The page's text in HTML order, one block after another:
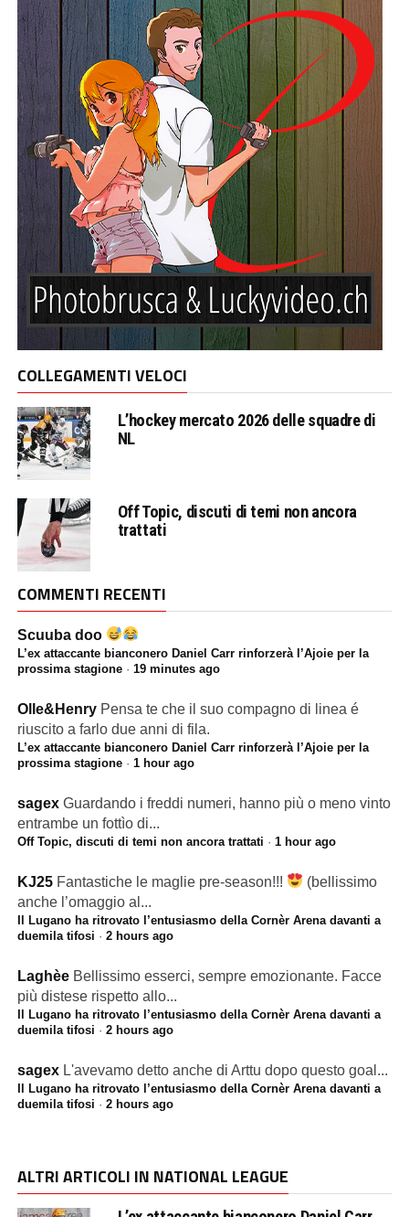
COLLEGAMENTI VELOCI
L’hockey mercato 2026 delle squadre di
NL
Off Topic, discuti di temi non ancora
trattati
COMMENTI RECENTI
Scuuba doo
L’ex attaccante bianconero Daniel Carr rinforzerà l’Ajoie per la
prossima stagione· 19 minutes ago
Olle&Henry Pensa te che il suo compagno di linea é
riuscito a farlo due anni di fila.
L’ex attaccante bianconero Daniel Carr rinforzerà l’Ajoie per la
prossima stagione· 1 hour ago
sagex Guardando i freddi numeri, hanno più o meno vinto
entrambe un fottìo di...
Off Topic, discuti di temi non ancora trattati · 1 hour ago
KJ25 Fantastiche le maglie pre-season!!!
(bellissimo
anche l’omaggio al...
Il Lugano ha ritrovato l’entusiasmo della Cornèr Arena davanti a
duemila tifosi · 2 hours ago
Laghèe Bellissimo esserci, sempre emozionante. Facce
più distese rispetto allo...
Il Lugano ha ritrovato l’entusiasmo della Cornèr Arena davanti a
duemila tifosi · 2 hours ago
sagex L'avevamo detto anche di Arttu dopo questo goal...
Il Lugano ha ritrovato l’entusiasmo della Cornèr Arena davanti a
duemila tifosi · 2 hours ago
ALTRI ARTICOLI IN NATIONAL LEAGUE